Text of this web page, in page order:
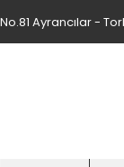
Ayrancılar -